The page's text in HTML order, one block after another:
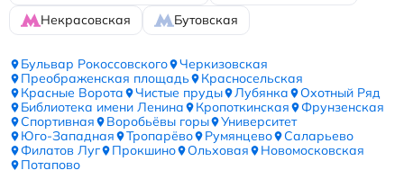
Некрасовская
Бутовская
Бульвар Рокоссовского
Черкизовская
Преображенская площадь
Красносельская
Красные Ворота
Чистые пруды Лубянка
Охотный Ряд
Библиотека имени Ленина
Кропоткинская
Фрунзенская
Спортивная
Воробьёвы горы
Университет
Юго-Западная
Тропарёво Румянцево
Саларьево
Филатов Луг
Прокшино Ольховая
Новомосковская
Потапово